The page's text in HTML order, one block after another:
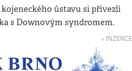
kojeneckého ústavu si přivezli
s Downovým syndromem.
↓ INZERCE